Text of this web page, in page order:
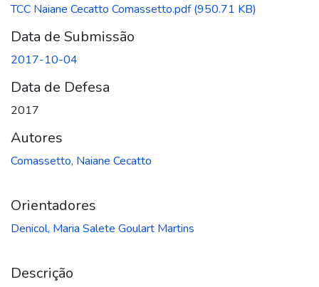
TCC Naiane Cecatto Comassetto.pdf(950.71 KB)
Data de Submissão
2017-10-04
Data de Defesa
2017
Autores
Comassetto, Naiane Cecatto
Orientadores
Denicol, Maria Salete Goulart Martins
Descrição